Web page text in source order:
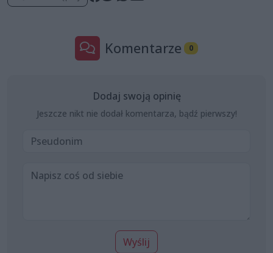
Komentarze 0
Dodaj swoją opinię
Jeszcze nikt nie dodał komentarza, bądź pierwszy!
Wyślij